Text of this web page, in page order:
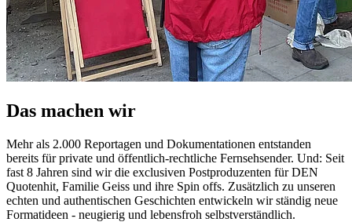
Das machen wir
Mehr als 2.000 Reportagen und Dokumentationen entstanden
bereits für private und öffentlich-rechtliche Fernsehsender. Und: Seit
fast 8 Jahren sind wir die exclusiven Postproduzenten für DEN
Quotenhit, Familie Geiss und ihre Spin offs. Zusätzlich zu unseren
echten und authentischen Geschichten entwickeln wir ständig neue
Formatideen - neugierig und lebensfroh selbstverständlich.